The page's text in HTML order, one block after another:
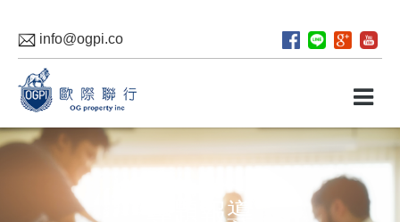
info@ogpi.co
專題報導